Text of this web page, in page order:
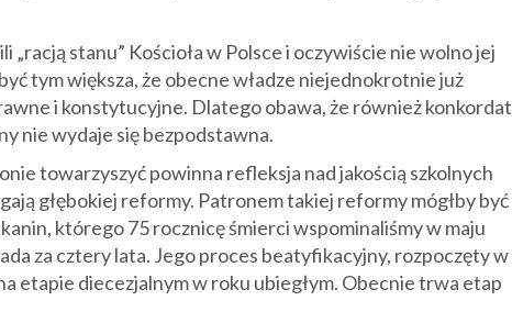
„racją stanu” Kościoła w Polsce i oczywiście nie wolno jej
tym większa, że obecne władze niejednokrotnie już
i konstytucyjne. Dlatego obawa, że również konkordat
nie wydaje się bezpodstawna.
towarzyszyć powinna refleksja nad jakością szkolnych
głębokiej reformy. Patronem takiej reformy mógłby być
którego 75 rocznicę śmierci wspominaliśmy w maju
za cztery lata. Jego proces beatyfikacyjny, rozpoczęty w
etapie diecezjalnym w roku ubiegłym. Obecnie trwa etap